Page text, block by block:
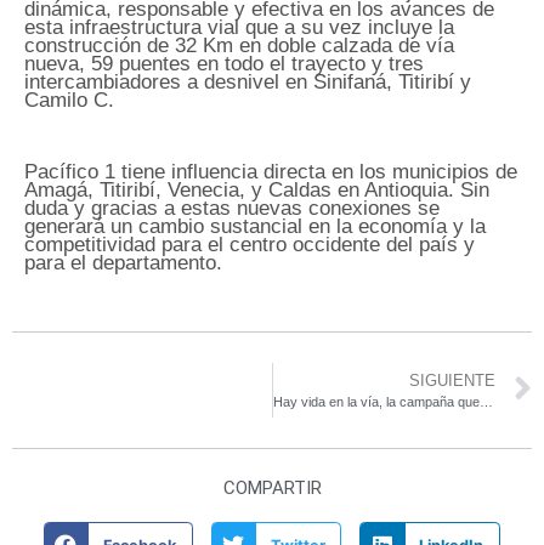
dinámica, responsable y efectiva en los avances de
esta infraestructura vial que a su vez incluye la
construcción de 32 Km en doble calzada de vía
nueva, 59 puentes en todo el trayecto y tres
intercambiadores a desnivel en Sinifaná, Titiribí y
Camilo C.
Pacífico 1 tiene influencia directa en los municipios de
Amagá, Titiribí, Venecia, y Caldas en Antioquia. Sin
duda y gracias a estas nuevas conexiones se
generará un cambio sustancial en la economía y la
competitividad para el centro occidente del país y
para el departamento.
SIGUIENTE
Hay vida en la vía, la campaña que invita a proteger la fauna silvestre
COMPARTIR